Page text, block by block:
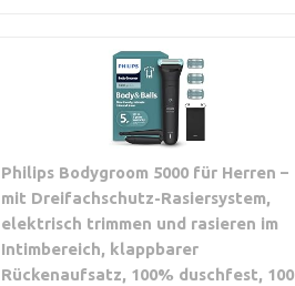
Philips Bodygroom 5000 für Herren –
mit Dreifachschutz-Rasiersystem,
elektrisch trimmen und rasieren im
Intimbereich, klappbarer
Rückenaufsatz, 100% duschfest, 100